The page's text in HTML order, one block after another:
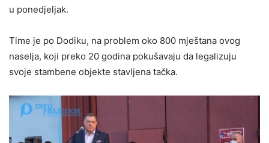
u ponedjeljak.
Time je po Dodiku, na problem oko 800 mještana ovog
naselja, koji preko 20 godina pokušavaju da legalizuju
svoje stambene objekte stavljena tačka.